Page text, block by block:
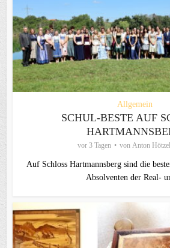
Allgemein
SCHUL-BESTE AUF
vor 3 Tagen von Anton
Auf Schloss Hartmannsberg sind die
Absolventen der Real-